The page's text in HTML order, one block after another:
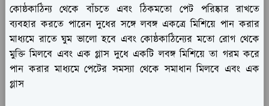
কোষ্ঠকাঠিন্য থেকে বাঁচতে এবং ঠিকমতো পেট পরিষ্কার রাখতে
ব্যবহার করতে পারেন দুধের সঙ্গে লবঙ্গ একত্রে মিশিয়ে পান করার
মাধ্যমে রাতে ঘুম ভালো হবে এবং কোষ্ঠকাঠিন্যের মতো রোগ থেকে
মুক্তি মিলবে এবং এক গ্লাস দুধে একটি লবঙ্গ মিশিয়ে তা গরম করে
পান করার মাধ্যমে পেটের সমস্যা থেকে সমাধান মিলবে এবং এক
গ্লাস